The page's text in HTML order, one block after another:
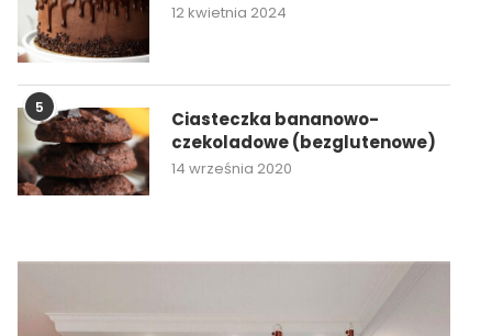
12 kwietnia 2024
5
Ciasteczka bananowo-
czekoladowe (bezglutenowe)
14 września 2020